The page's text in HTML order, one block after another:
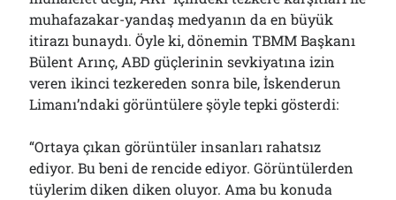
muhafazakar-yandaş medyanın da en büyük
itirazı bunaydı. Öyle ki, dönemin TBMM Başkanı
Bülent Arınç, ABD güçlerinin sevkiyatına izin
veren ikinci tezkereden sonra bile, İskenderun
Limanı’ndaki görüntülere şöyle tepki gösterdi:
“Ortaya çıkan görüntüler insanları rahatsız
ediyor. Bu beni de rencide ediyor. Görüntülerden
tüylerim diken diken oluyor. Ama bu konuda